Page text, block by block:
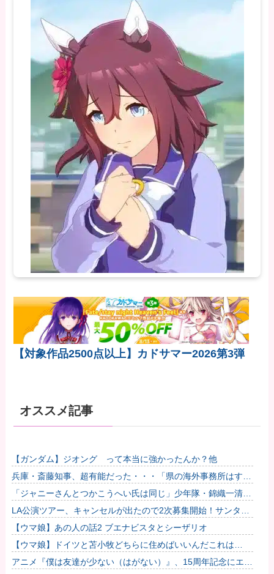
【対象作品2500点以上】カドサマー2026第3弾
オススメ記事
【ガンダム】ジオング って本当に強かったんか？他
兵庫・斎藤知事、超有能だった・・・「県の海外事務所はすべ
て閉鎖で。直営する意味ないし皆さんから理解得られないでし
ょ」他
「ジャニーさんとつかこうへい氏は同じ」少年隊・錦織一清が
明かすレジェンドの共通点と我流の演出論
LA公演ツアー、キャンセルが出たので2次募集開始！サンタア
ニタパークへ行くオプショナルツアーも決定！
【ウマ娘】あの人の話2 ブエナビスタとシーザリオ
【ウマ娘】ドイツと苫小牧どちらに住めばいいんだこれは…
アニメ『僕は友達が少ない（はがない）』、15周年記念にエ●